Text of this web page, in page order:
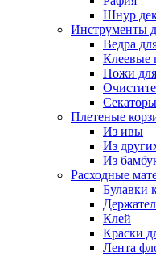
Шнур
Инструменты
Ведра
Клеевые
Ножи
Секаторы
Плетеные
Из ивы
Из
Из
Расходные
Булавки
Клей
Краски
Лента